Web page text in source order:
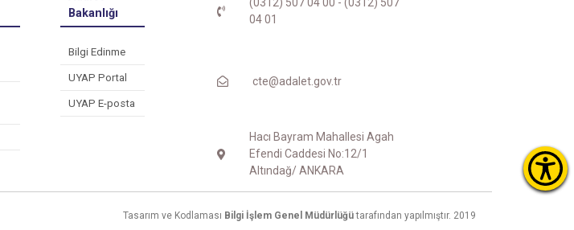
Bakanlığı
Bilgi Edinme
UYAP Portal
UYAP E-posta
04 01
cte@adalet.gov.tr
Hacı Bayram Mahallesi Agah
Efendi Caddesi No:12/1
Altındağ/ ANKARA
Tasarım ve Kodlaması Bilgi İşlem Genel Müdürlüğütarafından yapılmıştır. 2019